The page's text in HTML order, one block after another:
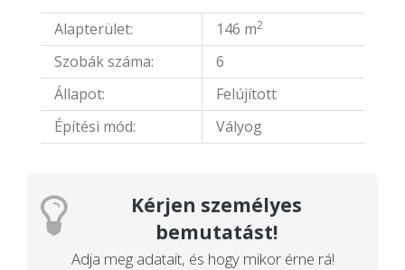
Alapterület: 146 m2
Szobák száma:
6
Állapot:
Felújított
Építési mód:
Vályog
Kérjen személyes
bemutatást!
Adja meg adatait, és hogy mikor érne rá!